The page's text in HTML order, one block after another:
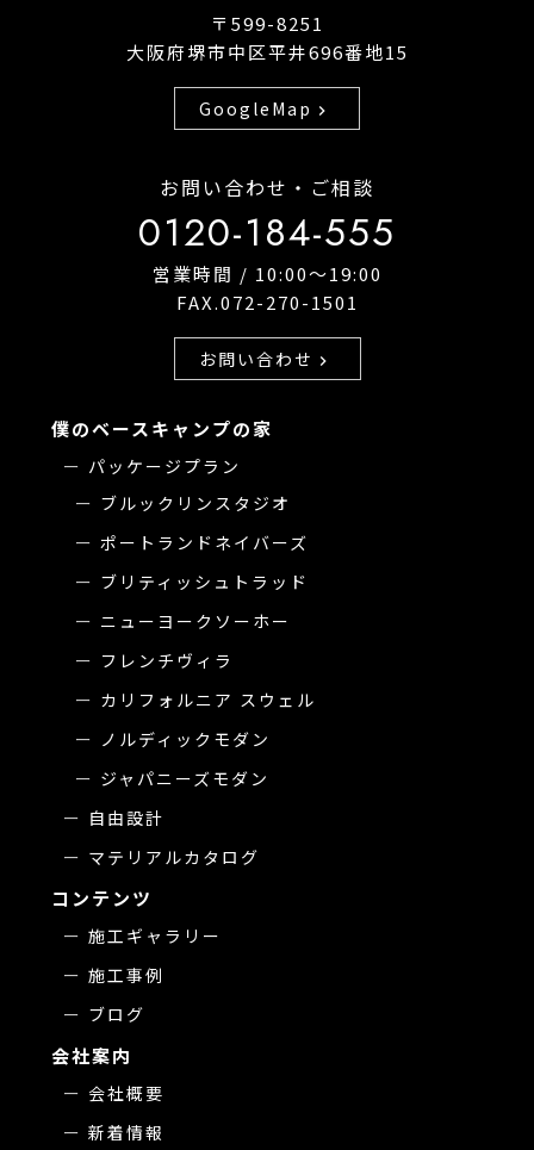
〒599-8251
大阪府堺市中区平井696番地15
GoogleMap chevron_right
お問い合わせ・ご相談
0120-184-555
営業時間 / 10:00〜19:00
FAX.072-270-1501
お問い合わせ chevron_right
僕のベースキャンプの家
パッケージプラン
ブルックリンスタジオ
ポートランドネイバーズ
ブリティッシュトラッド
ニューヨークソーホー
フレンチヴィラ
カリフォルニア スウェル
ノルディックモダン
ジャパニーズモダン
自由設計
マテリアルカタログ
コンテンツ
施工ギャラリー
施工事例
ブログ
会社案内
会社概要
新着情報